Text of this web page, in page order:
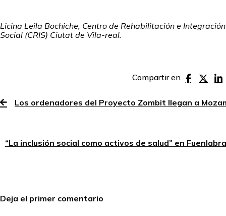
Licina Leila Bochiche, Centro de Rehabilitación e Integración
Social (CRIS) Ciutat de Vila-real.
Compartir en
Los ordenadores del Proyecto Zombit llegan a
“La inclusión social como activos de salud” en
Deja el primer comentario